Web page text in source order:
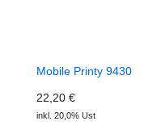
Mobile Printy 9430
22,20 €
inkl. 20,0% Ust